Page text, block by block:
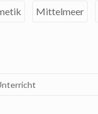
Mittelmeer